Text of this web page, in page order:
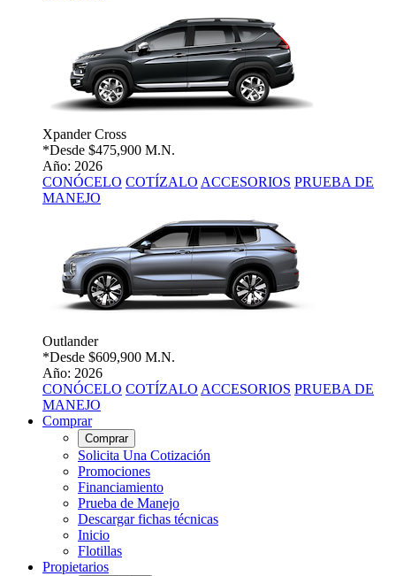
Xpander Cross
*Desde $475,900 M.N.
Año: 2026
CONÓCELO COTÍZALO ACCESORIOS PRUEBA DE
MANEJO
Outlander
*Desde $609,900 M.N.
Año: 2026
CONÓCELO COTÍZALO ACCESORIOS PRUEBA DE
MANEJO
Comprar
Comprar
Solicita Una Cotización
Promociones
Financiamiento
Prueba de Manejo
Descargar fichas técnicas
Inicio
Flotillas
Propietarios